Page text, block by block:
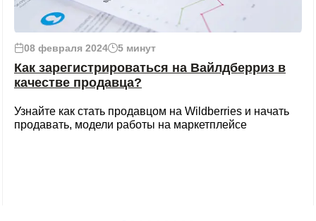
08 февраля 2024 5 минут
Как зарегистрироваться на Вайлдберриз в
качестве продавца?
Узнайте как стать продавцом на Wildberries и начать
продавать, модели работы на маркетплейсе